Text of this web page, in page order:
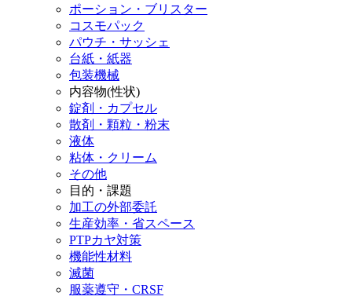
ポーション・ブリスター
コスモパック
パウチ・サッシェ
台紙・紙器
包装機械
内容物(性状)
錠剤・カプセル
散剤・顆粒・粉末
液体
粘体・クリーム
その他
目的・課題
加工の外部委託
生産効率・省スペース
PTPカヤ対策
機能性材料
滅菌
服薬遵守・CRSF